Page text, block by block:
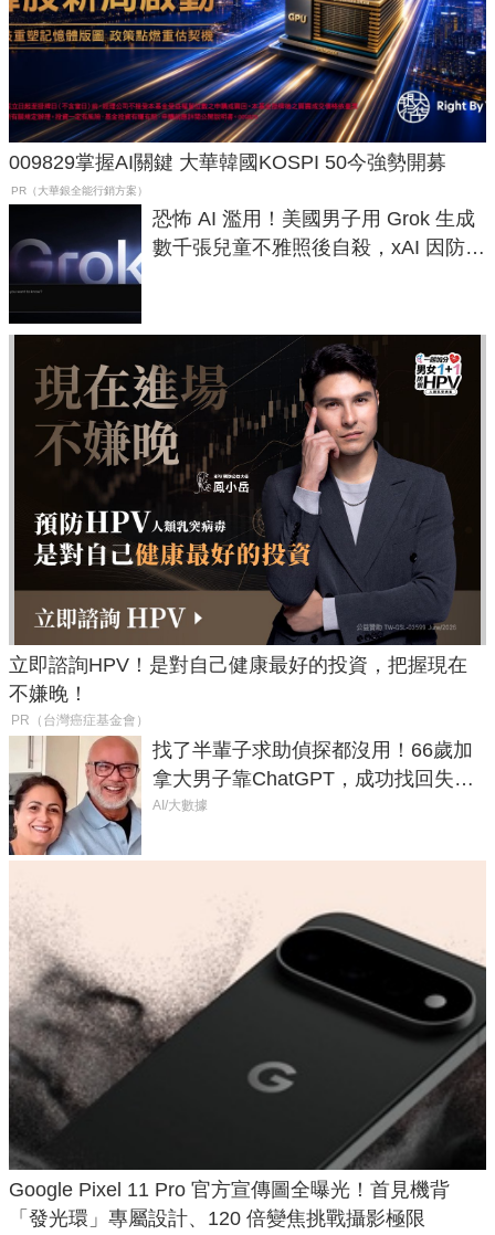
009829掌握AI關鍵 大華韓國KOSPI 50今強勢開募
PR（大華銀全能行銷方案）
恐怖 AI 濫用！美國男子用 Grok 生成
數千張兒童不雅照後自殺，xAI 因防護
立即諮詢HPV！是對自己健康最好的投資，把握現在
不嫌晚！
PR（台灣癌症基金會）
找了半輩子求助偵探都沒用！66歲加
拿大男子靠ChatGPT，成功找回失散
50年家人
AI/大數據
Google Pixel 11 Pro 官方宣傳圖全曝光！首見機背
「發光環」專屬設計、120 倍變焦挑戰攝影極限